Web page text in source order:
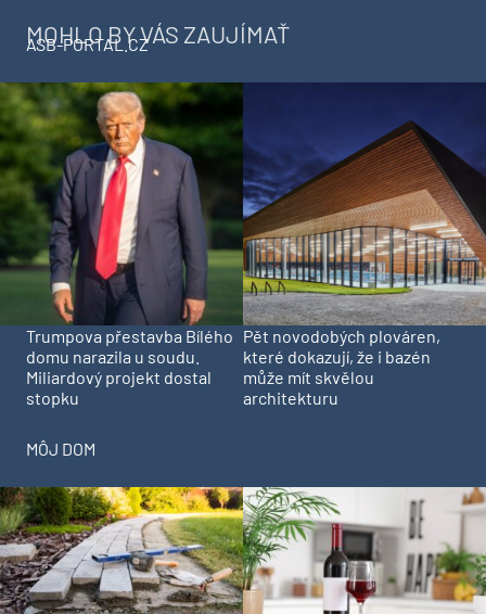
MOHLO BY VÁS ZAUJÍMAŤ
ASB-PORTAL.CZ
Trumpova přestavba Bílého
domu narazila u soudu.
Miliardový projekt dostal
stopku
Pět novodobých plováren,
které dokazují, že i bazén
může mít skvělou
architekturu
MÔJ DOM